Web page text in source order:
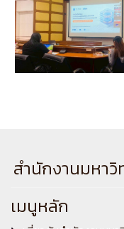
สำนักงานมหา
เมนูหลัก